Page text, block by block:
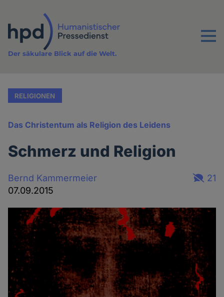
Inhalt
Menu
Der säkulare Blick auf die Welt.
RELIGIONEN
Das Christentum als Religion des Leidens
Schmerz und Religion
Bernd Kammermeier
07.09.2015
21